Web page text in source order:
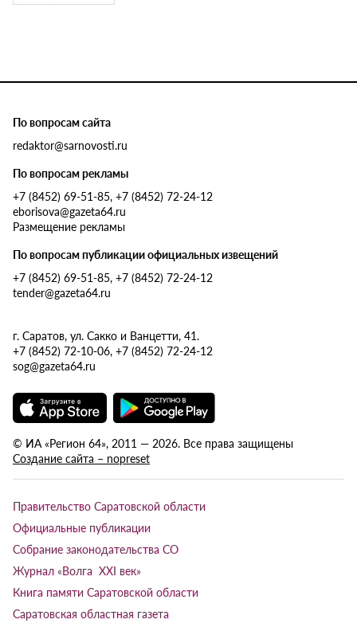
По вопросам сайта
redaktor@sarnovosti.ru
По вопросам рекламы
+7 (8452) 69-51-85, +7 (8452) 72-24-12
eborisova@gazeta64.ru
Размещение рекламы
По вопросам публикации официальных извещений
+7 (8452) 69-51-85, +7 (8452) 72-24-12
tender@gazeta64.ru
г. Саратов, ул. Сакко и Ванцетти, 41.
+7 (8452) 72-10-06, +7 (8452) 72-24-12
sog@gazeta64.ru
© ИА «Регион 64», 2011 — 2026. Все права защищены
Создание сайта – nopreset
Правительство Саратовской области
Официальные публикации
Собрание законодательства СО
Журнал «Волга XXI век»
Книга памяти Саратовской области
Саратовская областная газета